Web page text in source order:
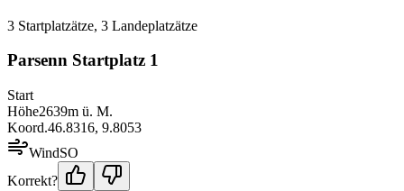
3 Startplatzätze, 3 Landeplatzätze
Parsenn Startplatz 1
Start
Höhe2639m ü. M.
Koord.46.8316, 9.8053
WindSO
Korrekt?